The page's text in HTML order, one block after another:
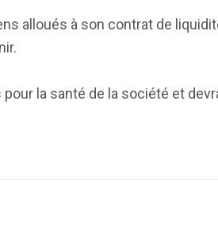
alloués à son contrat de
la santé de la société et